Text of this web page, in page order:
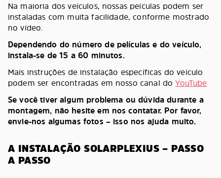
Na maioria dos veículos, nossas peículas podem ser
instaladas com muita facilidade, conforme mostrado
no vídeo.
Dependendo do número de películas e do veículo,
instala-se de 15 a 60 minutos.
Mais instruções de instalação específicas do veículo
podem ser encontradas em nosso canal doYouTube
Se você tiver algum problema ou dúvida durante a
montagem, não hesite em nos contatar. Por favor,
envie-nos algumas fotos – isso nos ajuda muito.
A INSTALAÇÃO SOLARPLEXIUS – PASSO
A PASSO